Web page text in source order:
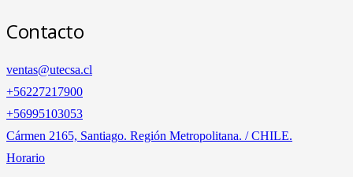
Contacto
ventas@utecsa.cl
+56227217900
‎+56995103053
Cármen 2165, Santiago. Región Metropolitana. / CHILE.
Horario